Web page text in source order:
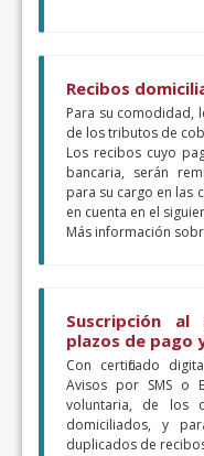
Recibos
Para su comodidad,
de los tributos de
Los recibos cuyo
bancaria, serán
para su cargo en las
en cuenta en el
Más información
Suscripción
plazos de pago
Con certificado
Avisos por SMS o
voluntaria, de los
domiciliados, y
duplicados de